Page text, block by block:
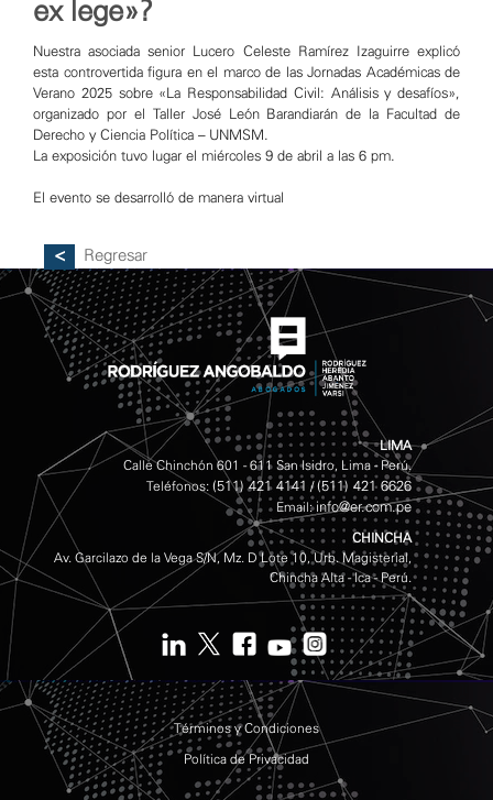
ex lege»?
Nuestra asociada senior Lucero Celeste Ramírez Izaguirre explicó
esta controvertida figura en el marco de las Jornadas Académicas de
Verano 2025 sobre «La Responsabilidad Civil: Análisis y desafíos»,
organizado por el Taller José León Barandiarán de la Facultad de
Derecho y Ciencia Política – UNMSM.
La exposición tuvo lugar el miércoles 9 de abril a las 6 pm.
El evento se desarrolló de manera virtual
Regresar
LIMA
Calle Chinchón 601 - 611 San Isidro, Lima - Perú.
Teléfonos: (511) 421 4141 /(511) 421 6626
Email:info@er.com.pe
CHINCHA
Av. Garcilazo de la Vega S/N, Mz. D Lote 10, Urb. Magisterial,
Chincha Alta - Ica - Perú.
Términos y Condiciones
Política de Privacidad